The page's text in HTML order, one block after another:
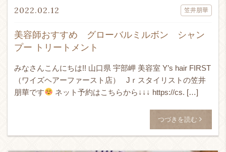
美容師おすすめ グローバルミルボン シャン
プー トリートメント
2022.02.12 笠井朋華
みなさんこんにちは!! 山口県 宇部岬 美容室 Y’s hair FIRST
（ワイズヘアーファースト店） Jｒスタイリストの笠井
朋華です
ネット予約はこちらから↓↓↓ https://cs. […]
つづきを読む